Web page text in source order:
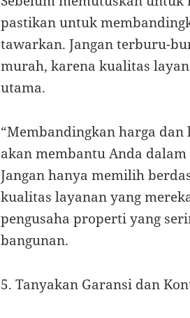
pastikan untuk
tawarkan. Jangan terburu-
murah, karena kualitas
utama.
“Membandingkan harga
akan membantu Anda
Jangan hanya memilih
kualitas layanan yang
pengusaha properti yang
bangunan.
5. Tanyakan Garansi dan